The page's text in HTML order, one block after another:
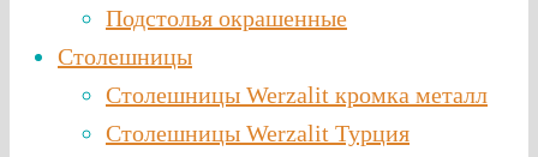
Подстолья окрашенные
Столешницы
Столешницы Werzalit кромка металл
Столешницы Werzalit Турция